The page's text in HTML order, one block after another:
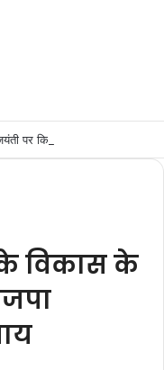
पर किया नमन
विकास के